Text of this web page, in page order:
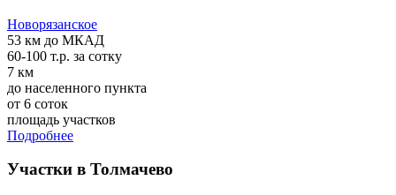
Новорязанское
53 км до МКАД
60-100 т.р. за сотку
7 км
до населенного пункта
от 6 соток
площадь участков
Подробнее
Участки в Толмачево